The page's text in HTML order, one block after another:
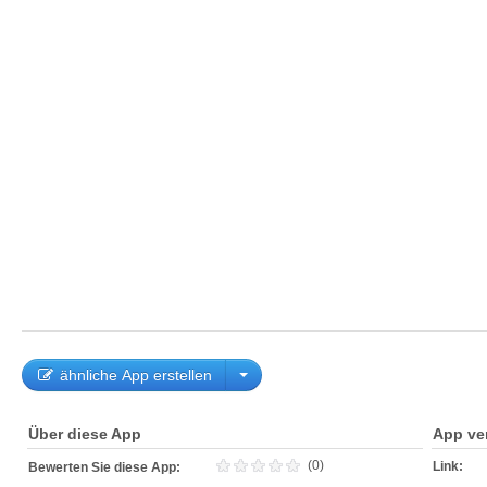
ähnliche App erstellen
Über diese App
Bewerten Sie diese App: (0)
App
Link: